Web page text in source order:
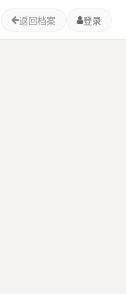
返回档案 登录